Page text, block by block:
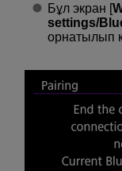
Бұл экран [
settings/
орнатылып